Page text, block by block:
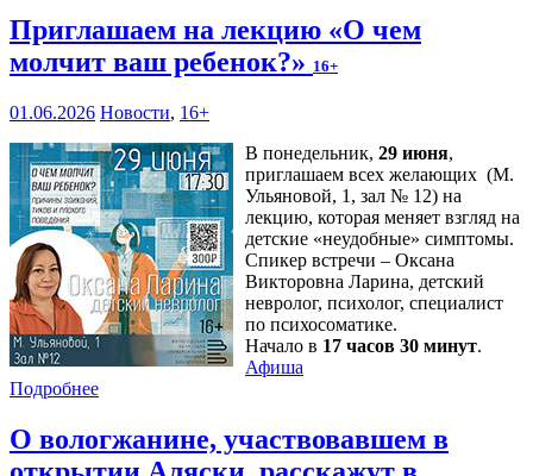
Приглашаем на лекцию «О чем
молчит ваш ребенок?» 16+
01.06.2026 Новости, 16+
В понедельник, 29 июня,
приглашаем всех желающих (М.
Ульяновой, 1, зал № 12) на
лекцию, которая меняет взгляд на
детские «неудобные» симптомы.
Спикер встречи – Оксана
Викторовна Ларина, детский
невролог, психолог, специалист
по психосоматике.
Начало в 17 часов 30 минут.
Афиша
Подробнее
О вологжанине, участвовавшем в